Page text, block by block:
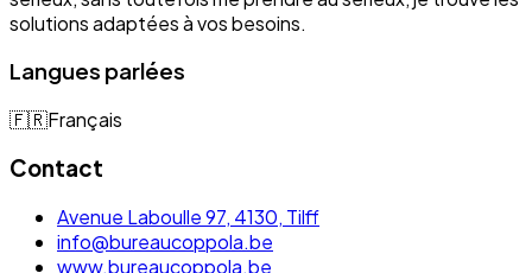
solutions adaptées à vos besoins.
Langues parlées
🇫🇷Français
Contact
Avenue Laboulle 97, 4130, Tilff
info@bureaucoppola.be
www.bureaucoppola.be